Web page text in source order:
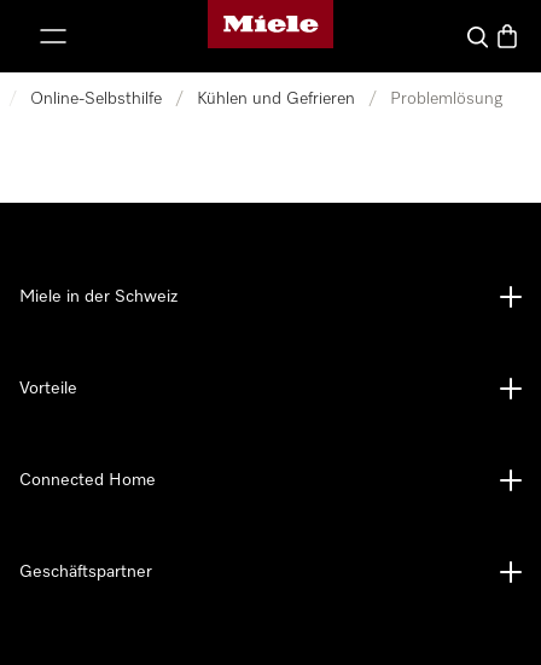
Miele-Homepage
Suche
/ Online-Selbsthilfe / Kühlen und Gefrieren / Problemlösung
Miele in der Schweiz
Vorteile
Connected Home
Geschäftspartner